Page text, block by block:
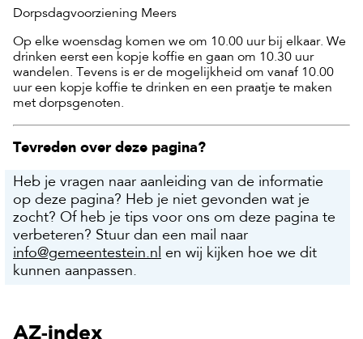
Dorpsdagvoorziening Meers
Op elke woensdag komen we om 10.00 uur bij elkaar. We
drinken eerst een kopje koffie en gaan om 10.30 uur
wandelen. Tevens is er de mogelijkheid om vanaf 10.00
uur een kopje koffie te drinken en een praatje te maken
met dorpsgenoten.
Tevreden over deze pagina?
Heb je vragen naar aanleiding van de informatie
op deze pagina? Heb je niet gevonden wat je
zocht? Of heb je tips voor ons om deze pagina te
verbeteren? Stuur dan een mail naar
info@gemeentestein.nl
en wij kijken hoe we dit
kunnen aanpassen.
AZ-index